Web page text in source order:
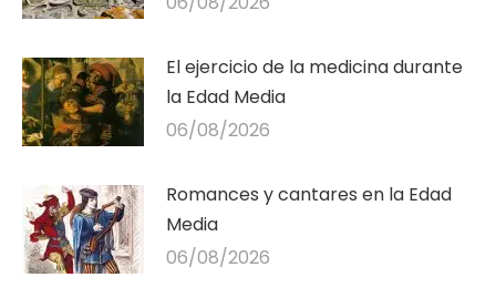
El ejercicio de la medicina durante
la Edad Media
06/08/2026
Romances y cantares en la Edad
Media
06/08/2026